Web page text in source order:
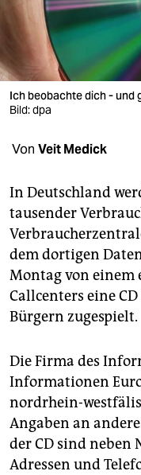
wahrheit
verlag
verlag
shop
fragen & hilfe
unterstützen
abo
genossenschaft
epaper login
Ich beobachte dich - und
Bild: dpa
Von Veit Medick
In Deutschland
tausender
dem dortigen
Montag von einem
Callcenters eine
Bürgern zugespielt.
Die Firma des
Informationen
nordrhein-
Angaben an
der CD sind neben
Adressen und